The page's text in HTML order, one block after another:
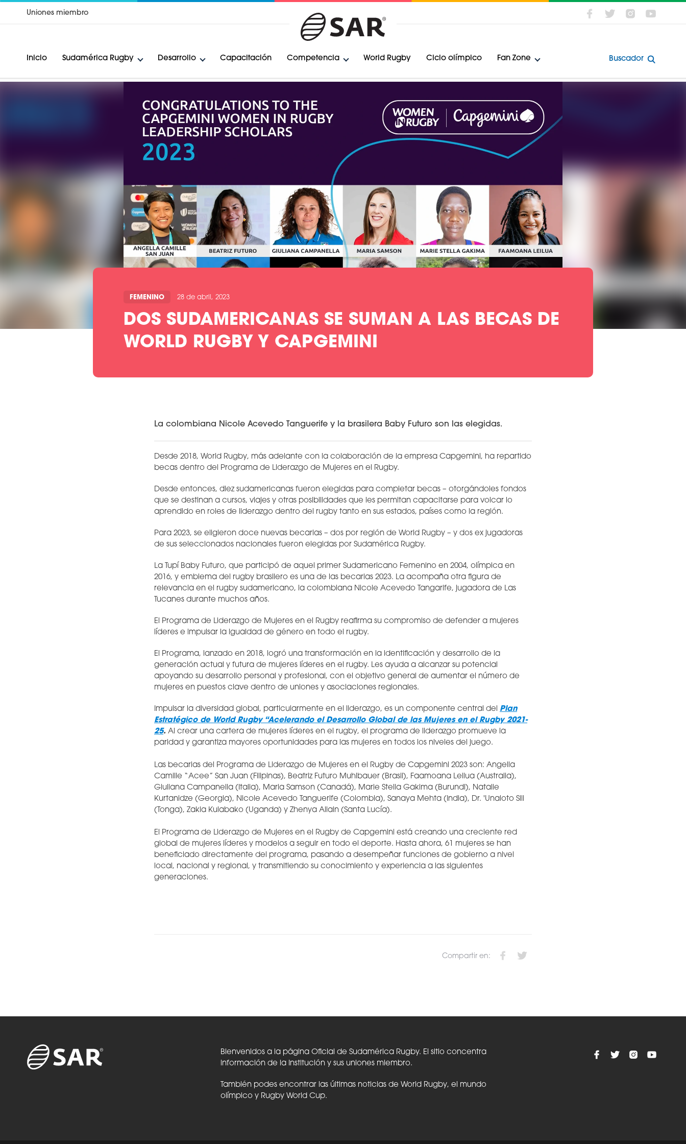
Uniones miembro
Inicio Sudamérica Rugby Desarrollo Capacitación Competencia World Rugby Ciclo olímpico Fan Zone Buscador
FEMENINO 28 de abril, 2023
DOS SUDAMERICANAS SE SUMAN A LAS BECAS DE
WORLD RUGBY Y CAPGEMINI
La colombiana Nicole Acevedo Tanguerife y la brasilera Baby Futuro son las elegidas.
Desde 2018, World Rugby, más adelante con la colaboración de la empresa Capgemini, ha repartido
becas dentro del Programa de Liderazgo de Mujeres en el Rugby.
Desde entonces, diez sudamericanas fueron elegidas para completar becas – otorgándoles fondos
que se destinan a cursos, viajes y otras posibilidades que les permitan capacitarse para volcar lo
aprendido en roles de liderazgo dentro del rugby tanto en sus estados, países como la región.
Para 2023, se eligieron doce nuevas becarias – dos por región de World Rugby – y dos ex jugadoras
de sus seleccionados nacionales fueron elegidas por Sudamérica Rugby.
La Tupí Baby Futuro, que participó de aquel primer Sudamericano Femenino en 2004, olímpica en
2016, y emblema del rugby brasilero es una de las becarias 2023. La acompaña otra figura de
relevancia en el rugby sudamericano, la colombiana Nicole Acevedo Tangarife, jugadora de Las
Tucanes durante muchos años.
El Programa de Liderazgo de Mujeres en el Rugby reafirma su compromiso de defender a mujeres
líderes e impulsar la igualdad de género en todo el rugby.
El Programa, lanzado en 2018, logró una transformación en la identificación y desarrollo de la
generación actual y futura de mujeres líderes en el rugby. Les ayuda a alcanzar su potencial
apoyando su desarrollo personal y profesional, con el objetivo general de aumentar el número de
mujeres en puestos clave dentro de uniones y asociaciones regionales.
Impulsar la diversidad global, particularmente en el liderazgo, es un componente central del Plan
Estratégico de World Rugby “Acelerando el Desarrollo Global de las Mujeres en el Rugby 2021-
25. Al crear una cartera de mujeres líderes en el rugby, el programa de liderazgo promueve la
paridad y garantiza mayores oportunidades para las mujeres en todos los niveles del juego.
Las becarias del Programa de Liderazgo de Mujeres en el Rugby de Capgemini 2023 son: Angella
Camille “Acee” San Juan (Filipinas), Beatriz Futuro Muhlbauer (Brasil), Faamoana Leilua (Australia),
Giuliana Campanella (Italia), Maria Samson (Canadá), Marie Stella Gakima (Burundi), Natalie
Kurtanidze (Georgia), Nicole Acevedo Tanguerife (Colombia), Sanaya Mehta (India), Dr. 'Unaloto Sili
(Tonga), Zakia Kulabako (Uganda) y Zhenya Allain (Santa Lucía).
El Programa de Liderazgo de Mujeres en el Rugby de Capgemini está creando una creciente red
global de mujeres líderes y modelos a seguir en todo el deporte. Hasta ahora, 61 mujeres se han
beneficiado directamente del programa, pasando a desempeñar funciones de gobierno a nivel
local, nacional y regional, y transmitiendo su conocimiento y experiencia a las siguientes
generaciones.
Compartir en:
Bienvenidos a la página Oficial de Sudamérica Rugby. El sitio concentra
información de la Institución y sus uniones miembro.
También podes encontrar las últimas noticias de World Rugby, el mundo
olímpico y Rugby World Cup.